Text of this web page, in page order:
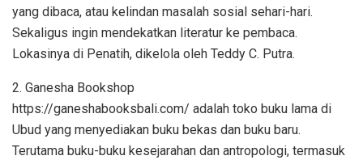
yang dibaca, atau kelindan masalah sosial sehari-hari.
Sekaligus ingin mendekatkan literatur ke pembaca.
Lokasinya di Penatih, dikelola oleh Teddy C. Putra.
2. Ganesha Bookshop
https://ganeshabooksbali.com/ adalah toko buku lama di
Ubud yang menyediakan buku bekas dan buku baru.
Terutama buku-buku kesejarahan dan antropologi, termasuk